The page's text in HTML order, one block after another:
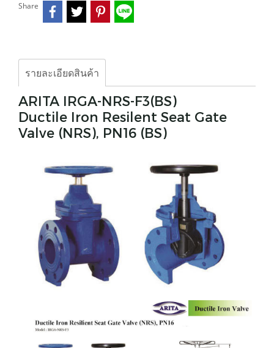
Share
รายละเอียดสินค้า
ARITA IRGA-NRS-F3(BS)
Ductile Iron Resilent Seat Gate
Valve (NRS), PN16 (BS)